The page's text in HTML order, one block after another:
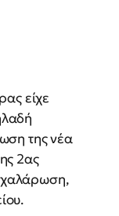
είχε
της νέα
2ας